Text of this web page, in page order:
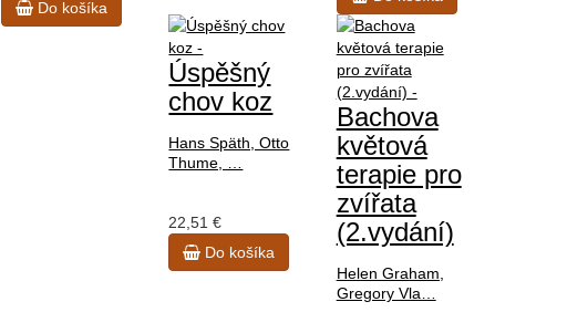
Do košíka
Úspěšný
chov koz
Hans Späth, Otto
Thume, …
22,51 €
Do košíka
Bachova
květová
terapie pro
zvířata
(2.vydání)
Helen Graham,
Gregory Vla…